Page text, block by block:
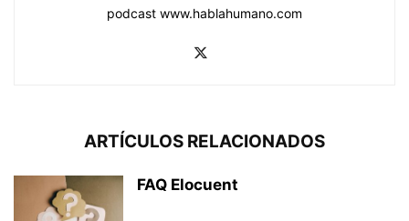
podcast www.hablahumano.com
ARTÍCULOS RELACIONADOS
FAQ Elocuent